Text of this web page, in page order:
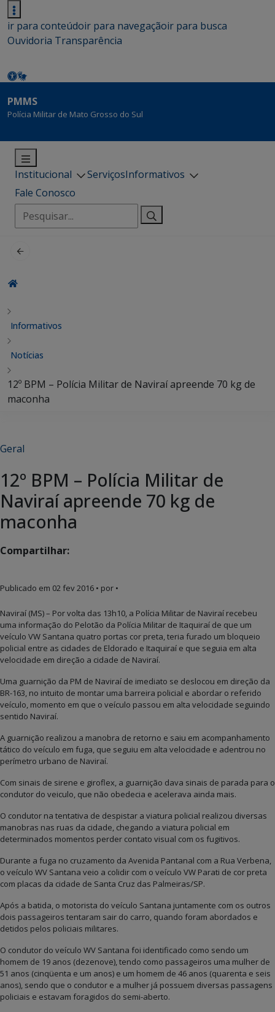
ir para conteúdoir para navegaçãoir para busca
Ouvidoria Transparência
PMMS
Polícia Militar de Mato Grosso do Sul
Institucional ServiçosInformativos
Fale Conosco
Pesquisar
por:
Informativos
Notícias
12º BPM – Polícia Militar de Naviraí apreende 70 kg de
maconha
Geral
12º BPM – Polícia Militar de
Naviraí apreende 70 kg de
maconha
Compartilhar:
Publicado em 02 fev 2016 • por •
Naviraí (MS) – Por volta das 13h10, a Polícia Militar de Naviraí recebeu
uma informação do Pelotão da Polícia Militar de Itaquiraí de que um
veículo VW Santana quatro portas cor preta, teria furado um bloqueio
policial entre as cidades de Eldorado e Itaquiraí e que seguia em alta
velocidade em direção a cidade de Naviraí.
Uma guarnição da PM de Naviraí de imediato se deslocou em direção da
BR-163, no intuito de montar uma barreira policial e abordar o referido
veículo, momento em que o veículo passou em alta velocidade seguindo
sentido Naviraí.
A guarnição realizou a manobra de retorno e saiu em acompanhamento
tático do veículo em fuga, que seguiu em alta velocidade e adentrou no
perímetro urbano de Naviraí.
Com sinais de sirene e giroflex, a guarnição dava sinais de parada para o
condutor do veiculo, que não obedecia e acelerava ainda mais.
O condutor na tentativa de despistar a viatura policial realizou diversas
manobras nas ruas da cidade, chegando a viatura policial em
determinados momentos perder contato visual com os fugitivos.
Durante a fuga no cruzamento da Avenida Pantanal com a Rua Verbena,
o veículo WV Santana veio a colidir com o veículo VW Parati de cor preta
com placas da cidade de Santa Cruz das Palmeiras/SP.
Após a batida, o motorista do veículo Santana juntamente com os outros
dois passageiros tentaram sair do carro, quando foram abordados e
detidos pelos policiais militares.
O condutor do veículo WV Santana foi identificado como sendo um
homem de 19 anos (dezenove), tendo como passageiros uma mulher de
51 anos (cinqüenta e um anos) e um homem de 46 anos (quarenta e seis
anos), sendo que o condutor e a mulher já possuem diversas passagens
policiais e estavam foragidos do semi-aberto.